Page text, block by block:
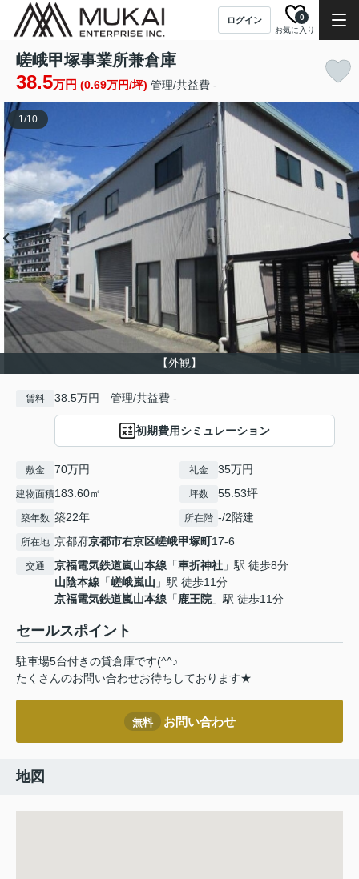
ログイン
お気に入り
0
嵯峨甲塚事業所兼倉庫
38.5万円 (0.69万円/坪) 管理/共益費 -
【外観】
1/10
賃料 38.5万円 管理/共益費 -
初期費用シミュレーション
敷金 70万円 礼金 35万円
建物面積183.60㎡ 坪数 55.53坪
築年数 築22年 所在階 -/2階建
所在地 京都府京都市右京区嵯峨甲塚町17-6
交通 京福電気鉄道嵐山本線 「車折神社 」駅 徒歩8分
山陰本線 「嵯峨嵐山 」駅 徒歩11分
京福電気鉄道嵐山本線 「鹿王院 」駅 徒歩11分
セールスポイント
駐車場5台付きの貸倉庫です(^^♪
たくさんのお問い合わせお待ちしております★
無料 お問い合わせ
地図